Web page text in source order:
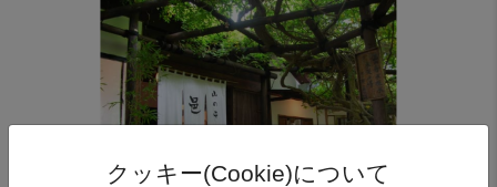
クッキー(Cookie)について